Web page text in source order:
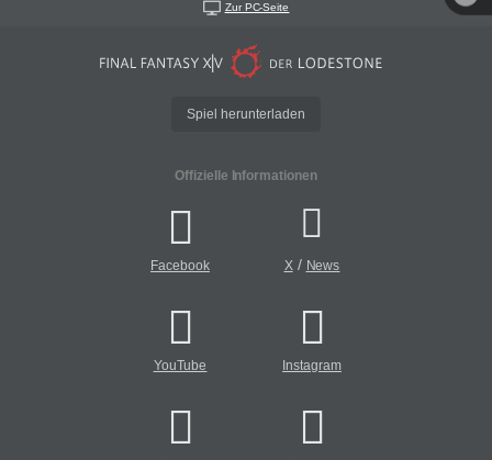
Zur PC-Seite
Spiel herunterladen
Offizielle Informationen
Facebook X/ News
YouTube Instagram